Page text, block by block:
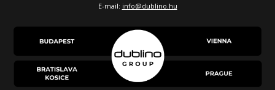
E-mail: info@dublino.hu